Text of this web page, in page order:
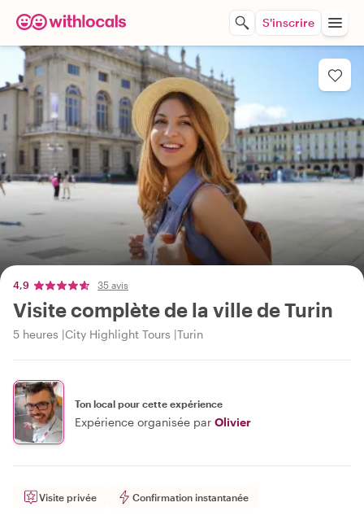
S'inscrire
4,9 35 avis
Visite complète de la ville de Turin
5 heures City Highlight Tours Turin
Ton local pour cette expérience
Expérience organisée par Olivier
Visite privée Confirmation instantanée